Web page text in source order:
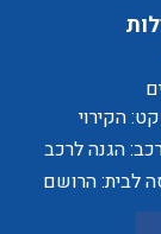
הקירוי
המרחב
הגנה לרכב
לבית: הרושם